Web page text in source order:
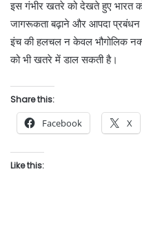
इस गंभीर खतरे को देखते हुए भारत
जागरूकता बढ़ाने और आपदा
इंच की हलचल न केवल भौगोलिक
को भी खतरे में डाल सकती है।
Share this:
Facebook X
Like this: